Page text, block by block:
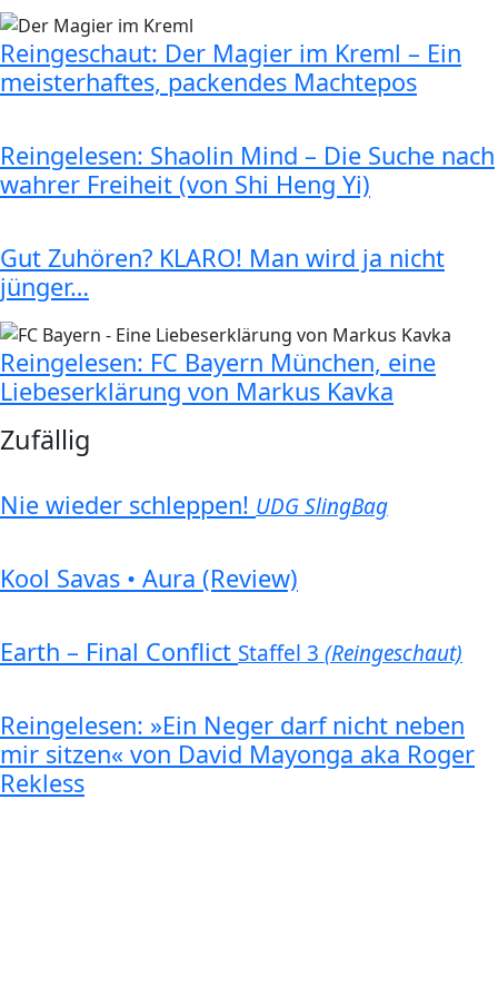
Reingeschaut: Der Magier im Kreml – Ein
meisterhaftes, packendes Machtepos
Reingelesen: Shaolin Mind – Die Suche nach
wahrer Freiheit (von Shi Heng Yi)
Gut Zuhören? KLARO! Man wird ja nicht
jünger…
Reingelesen: FC Bayern München, eine
Liebeserklärung von Markus Kavka
Zufällig
Nie wieder schleppen! UDG SlingBag
Kool Savas • Aura (Review)
Earth – Final Conflict Staffel 3 (Reingeschaut)
Reingelesen: »Ein Neger darf nicht neben
mir sitzen« von David Mayonga aka Roger
Rekless